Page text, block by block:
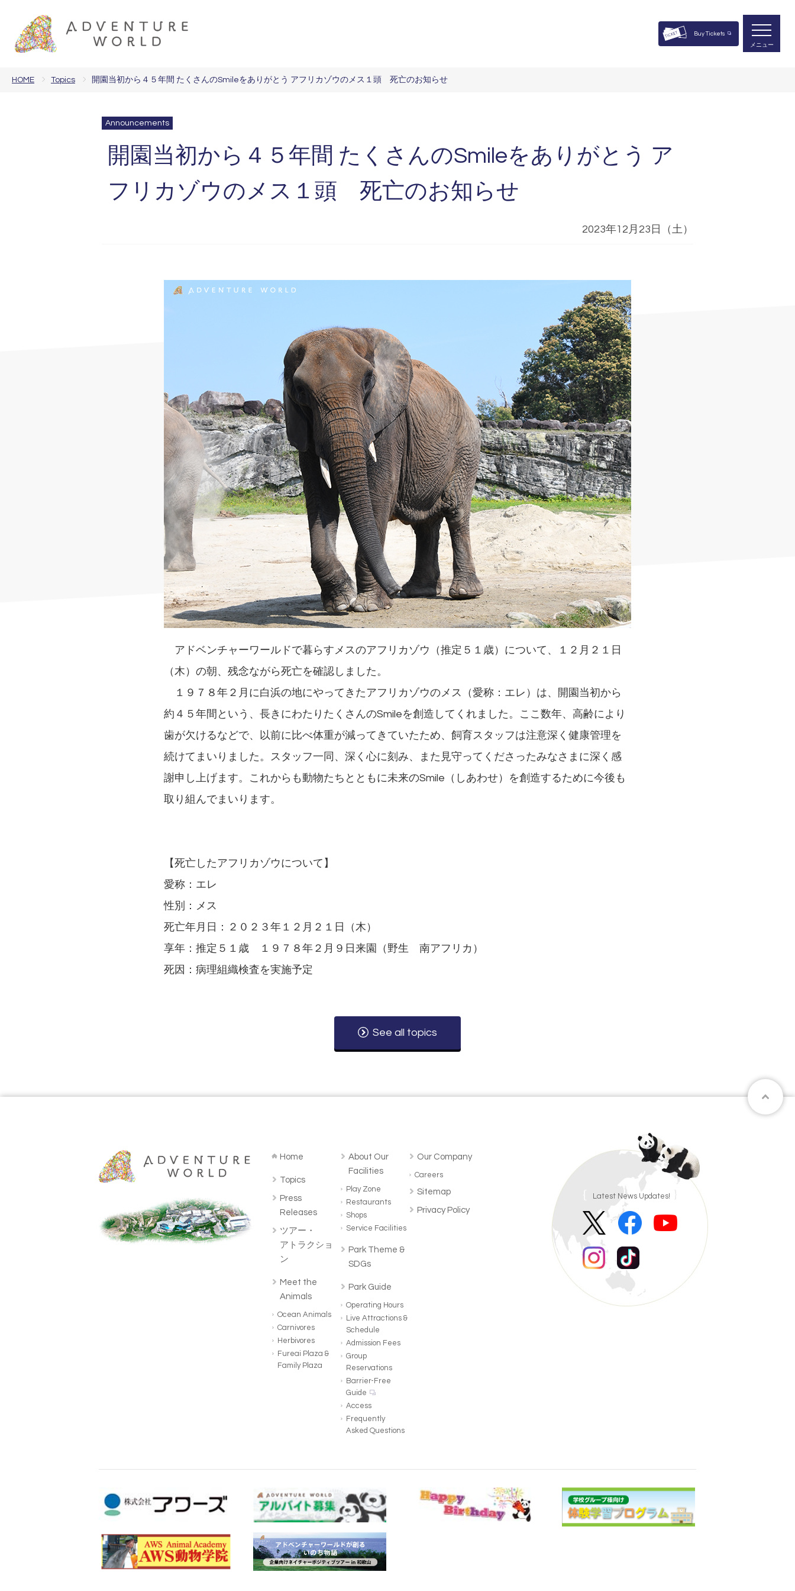
Buy Tickets
メニュー
HOME Topics 開園当初から４５年間 たくさんのSmileをありがとう アフリカゾウのメス１頭 死亡のお知らせ
Announcements
開園当初から４５年間 たくさんのSmileをありがとう ア
フリカゾウのメス１頭 死亡のお知らせ
2023年12月23日（土）
アドベンチャーワールドで暮らすメスのアフリカゾウ（推定５１歳）について、１２月２１日
（木）の朝、残念ながら死亡を確認しました。
１９７８年２月に白浜の地にやってきたアフリカゾウのメス（愛称：エレ）は、開園当初から
約４５年間という、長きにわたりたくさんのSmileを創造してくれました。ここ数年、高齢により
歯が欠けるなどで、以前に比べ体重が減ってきていたため、飼育スタッフは注意深く健康管理を
続けてまいりました。スタッフ一同、深く心に刻み、また見守ってくださったみなさまに深く感
謝申し上げます。これからも動物たちとともに未来のSmile（しあわせ）を創造するために今後も
取り組んでまいります。
【死亡したアフリカゾウについて】
愛称：エレ
性別：メス
死亡年月日：２０２３年１２月２１日（木）
享年：推定５１歳 １９７８年２月９日来園（野生 南アフリカ）
死因：病理組織検査を実施予定
See all topics
Home
Topics
Press
Releases
ツアー・
アトラクショ
ン
Meet the
Animals
Ocean Animals
Carnivores
Herbivores
Fureai Plaza &
Family Plaza
About Our
Facilities
Play Zone
Restaurants
Shops
Service Facilities
Park Theme &
SDGs
Park Guide
Operating Hours
Live Attractions &
Schedule
Admission Fees
Group
Reservations
Barrier-Free
Guide
Access
Frequently
Asked Questions
Our Company
Careers
Sitemap
Privacy Policy
Latest News Updates!